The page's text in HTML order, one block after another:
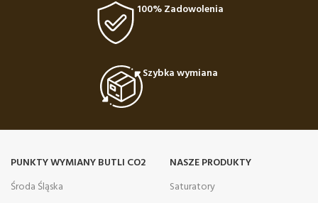
100% Zadowolenia
Szybka wymiana
PUNKTY WYMIANY BUTLI CO2
Środa Śląska
NASZE PRODUKTY
Saturatory